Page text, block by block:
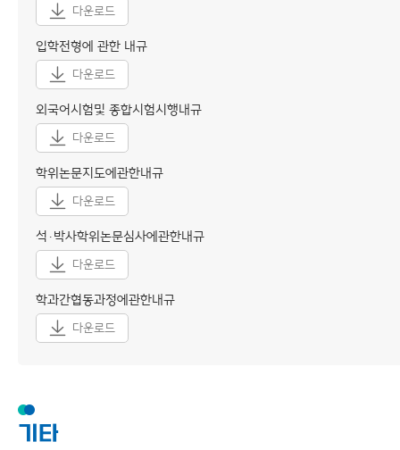
다운로드
입학전형에 관한 내규
다운로드
외국어시험및 종합시험시행내규
다운로드
학위논문지도에관한내규
다운로드
석·박사학위논문심사에관한내규
다운로드
학과간협동과정에관한내규
다운로드
기타